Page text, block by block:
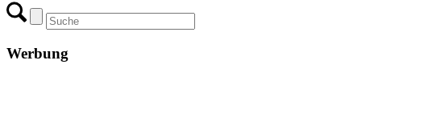
Werbung